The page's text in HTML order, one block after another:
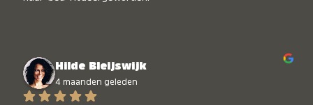
Hilde Bleijswijk
4 maanden geleden